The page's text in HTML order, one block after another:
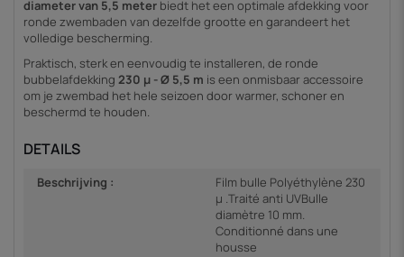
diameter van 5,5 meter biedt het een optimale afdekking voor
ronde zwembaden van dezelfde grootte en garandeert het
volledige bescherming.
Praktisch, sterk en eenvoudig te installeren, de ronde
bubbelafdekking 230 µ - Ø 5,5 m is een onmisbaar accessoire
om je zwembad het hele seizoen door warmer, schoner en
beschermd te houden.
DETAILS
Beschrijving :
Film bulle Polyéthylène 230
µ .Traité anti UVBulle
diamètre 10 mm.
Conditionné dans une
housse